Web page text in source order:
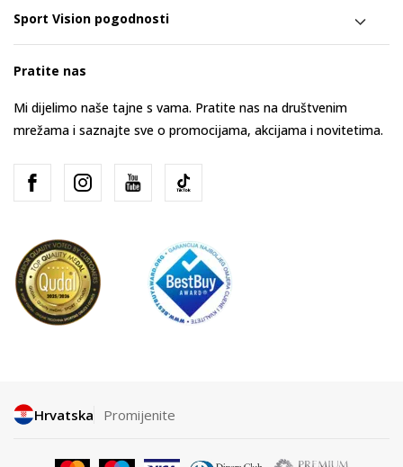
Sport Vision pogodnosti
Pratite nas
Mi dijelimo naše tajne s vama. Pratite nas na društvenim
mrežama i saznajte sve o promocijama, akcijama i novitetima.
Hrvatska Promijenite